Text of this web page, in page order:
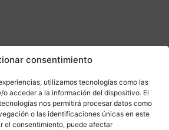
consentimiento
utilizamos tecnologías como las
acceder a la información del dispositivo. El
nos permitirá procesar datos como
o las identificaciones únicas en este
el consentimiento, puede afectar